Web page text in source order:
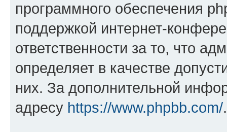
программного обеспечения
поддержкой интернет-
ответственности за то, что
определяет в качестве
них. За дополнительной
адресу https://www.phpbb.com/.